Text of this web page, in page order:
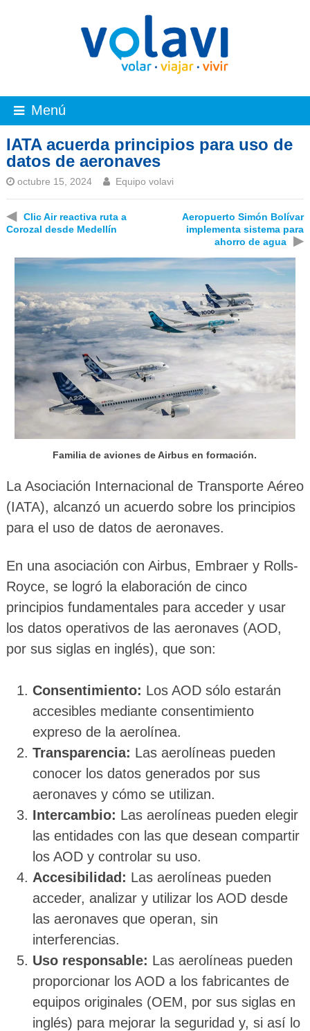
Menú
IATA acuerda principios para uso de
datos de aeronaves
octubre 15, 2024 Equipo volavi
◀
Clic Air reactiva ruta a
Corozal desde Medellín
Aeropuerto Simón Bolívar
implementa sistema para
ahorro de agua
▶
Familia de aviones de Airbus en formación.
La Asociación Internacional de Transporte Aéreo
(IATA), alcanzó un acuerdo sobre los principios
para el uso de datos de aeronaves.
En una asociación con Airbus, Embraer y Rolls-
Royce, se logró la elaboración de cinco
principios fundamentales para acceder y usar
los datos operativos de las aeronaves (AOD,
por sus siglas en inglés), que son:
Consentimiento: Los AOD sólo estarán
accesibles mediante consentimiento
expreso de la aerolínea.
Transparencia: Las aerolíneas pueden
conocer los datos generados por sus
aeronaves y cómo se utilizan.
Intercambio: Las aerolíneas pueden elegir
las entidades con las que desean compartir
los AOD y controlar su uso.
Accesibilidad: Las aerolíneas pueden
acceder, analizar y utilizar los AOD desde
las aeronaves que operan, sin
interferencias.
Uso responsable: Las aerolíneas pueden
proporcionar los AOD a los fabricantes de
equipos originales (OEM, por sus siglas en
inglés) para mejorar la seguridad y, si así lo